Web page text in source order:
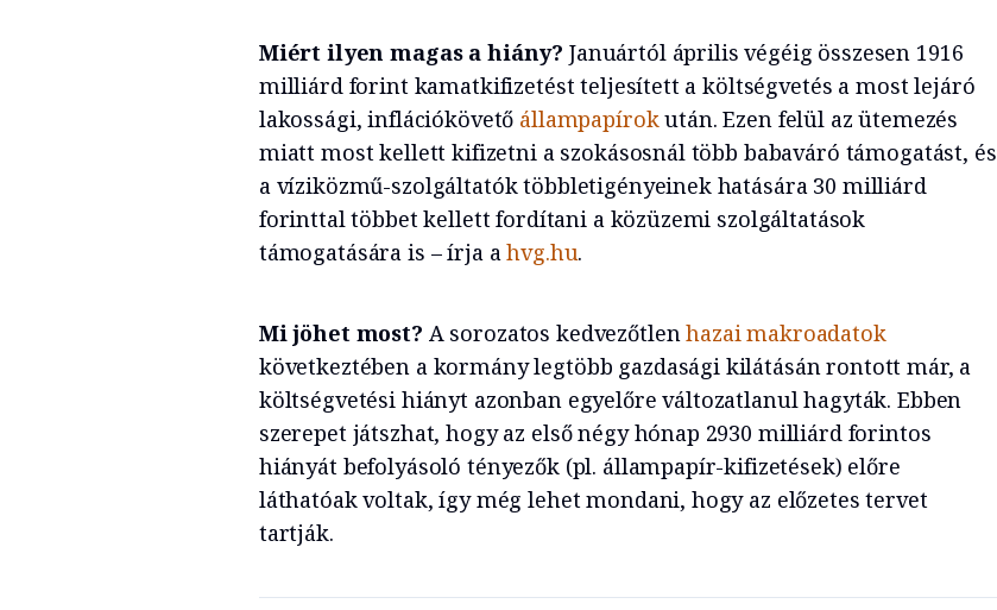
Miért ilyen magas a hiány? Januártól április végéig összesen 1916
milliárd forint kamatkifizetést teljesített a költségvetés a most lejáró
lakossági, inflációkövető állampapírok után. Ezen felül az ütemezés
miatt most kellett kifizetni a szokásosnál több babaváró támogatást, és
a víziközmű-szolgáltatók többletigényeinek hatására 30 milliárd
forinttal többet kellett fordítani a közüzemi szolgáltatások
támogatására is – írja ahvg.hu.
Mi jöhet most? A sorozatos kedvezőtlenhazai makroadatok
következtében a kormány legtöbb gazdasági kilátásán rontott már, a
költségvetési hiányt azonban egyelőre változatlanul hagyták. Ebben
szerepet játszhat, hogy az első négy hónap 2930 milliárd forintos
hiányát befolyásoló tényezők (pl. állampapír-kifizetések) előre
láthatóak voltak, így még lehet mondani, hogy az előzetes tervet
tartják.